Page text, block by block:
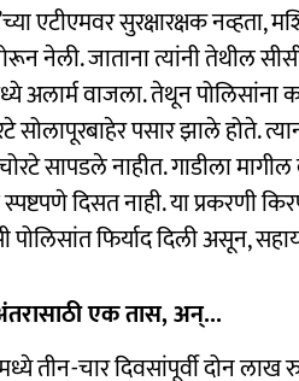
एटीएमवर सुरक्षारक्षक
नेली. जाताना त्यांनी तेथील
अलार्म वाजला. तेथून
सोलापूरबाहेर पसार झाले होते.
सापडले नाहीत. गाडीला
दिसत नाही. या प्रकरणी
फिर्याद दिली असून,
एक तास, अन्‌...
तीन-चार दिवसांपूर्वी दोन